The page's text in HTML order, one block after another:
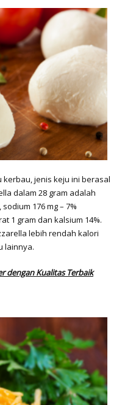
jenis keju ini berasal
dalam 28 gram adalah
176 mg – 7%
1 gram dan kalsium 14%.
lebih rendah kalori
lainnya.
dengan Kualitas Terbaik